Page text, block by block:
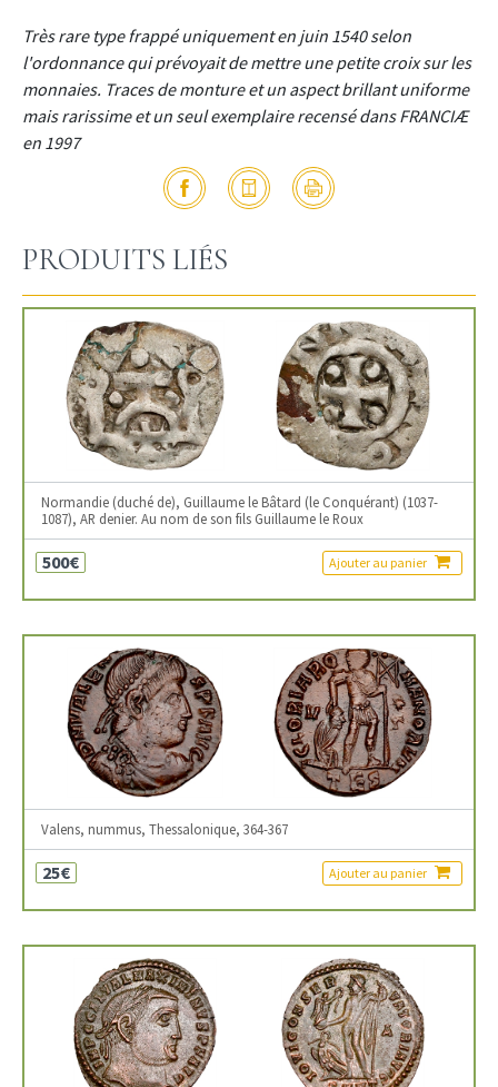
Très rare type frappé uniquement en juin 1540 selon
l'ordonnance qui prévoyait de mettre une petite croix sur les
monnaies. Traces de monture et un aspect brillant uniforme
mais rarissime et un seul exemplaire recensé dans FRANCIÆ
en 1997
PRODUITS LIÉS
Normandie (duché de), Guillaume le Bâtard (le Conquérant) (1037-
1087), AR denier. Au nom de son fils Guillaume le Roux
500€ Ajouter au panier
Valens, nummus, Thessalonique, 364-367
25€ Ajouter au panier